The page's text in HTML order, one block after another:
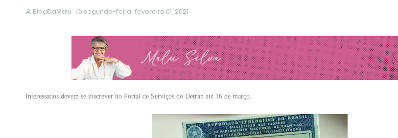
BlogDaMalu segunda-feira, fevereiro 01, 2021
Interessados devem se inscrever no Portal de Serviços do Detran até 16 de março.